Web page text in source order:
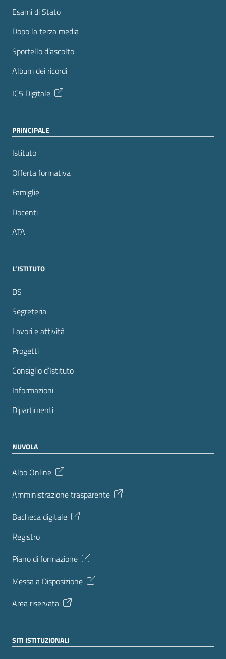
Esami di Stato
Dopo la terza media
Sportello d’ascolto
Album dei ricordi
IC5 Digitale
PRINCIPALE
Istituto
Offerta formativa
Famiglie
Docenti
ATA
L’ISTITUTO
DS
Segreteria
Lavori e attività
Progetti
Consiglio d’Istituto
Informazioni
Dipartimenti
NUVOLA
Albo Online
Amministrazione trasparente
Bacheca digitale
Registro
Piano di formazione
Messa a Disposizione
Area riservata
SITI ISTITUZIONALI